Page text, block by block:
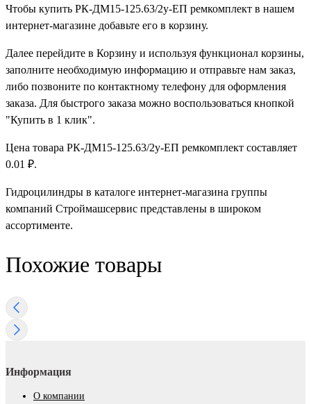
Чтобы купить РК-ДМ15-125.63/2у-ЕП ремкомплект в нашем
интернет-магазине добавьте его в корзину.
Далее перейдите в Корзину и используя функционал корзины,
заполните необходимую информацию и отправьте нам заказ,
либо позвоните по контактному телефону для оформления
заказа. Для быстрого заказа можно воспользоваться кнопкой
"Купить в 1 клик".
Цена товара РК-ДМ15-125.63/2у-ЕП ремкомплект составляет
0.01 ₽.
Гидроцилиндры в каталоге интернет-магазина группы
компаний Строймашсервис представлены в широком
ассортименте.
Похожие товары
Информация
О компании